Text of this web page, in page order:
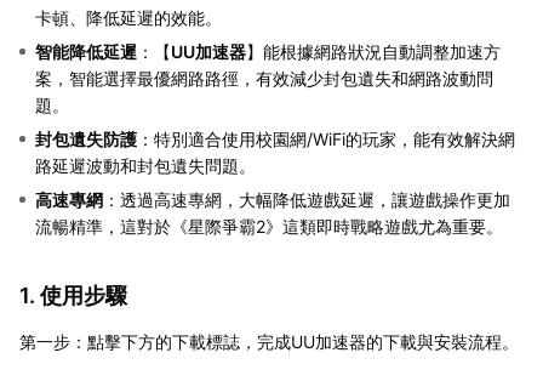
卡頓、降低延遲的效能。
智能降低延遲 ：【UU加速器】能根據網路狀況自動調整加速方
案，智能選擇最優網路路徑，有效減少封包遺失和網路波動問
題。
封包遺失防護 ：特別適合使用校園網/WiFi的玩家，能有效解決網
路延遲波動和封包遺失問題。
高速專網 ：透過高速專網，大幅降低遊戲延遲，讓遊戲操作更加
流暢精準，這對於《星際爭霸2》這類即時戰略遊戲尤為重要。
1. 使用步驟
第一步：點擊下方的下載標誌，完成UU加速器的下載與安裝流程。